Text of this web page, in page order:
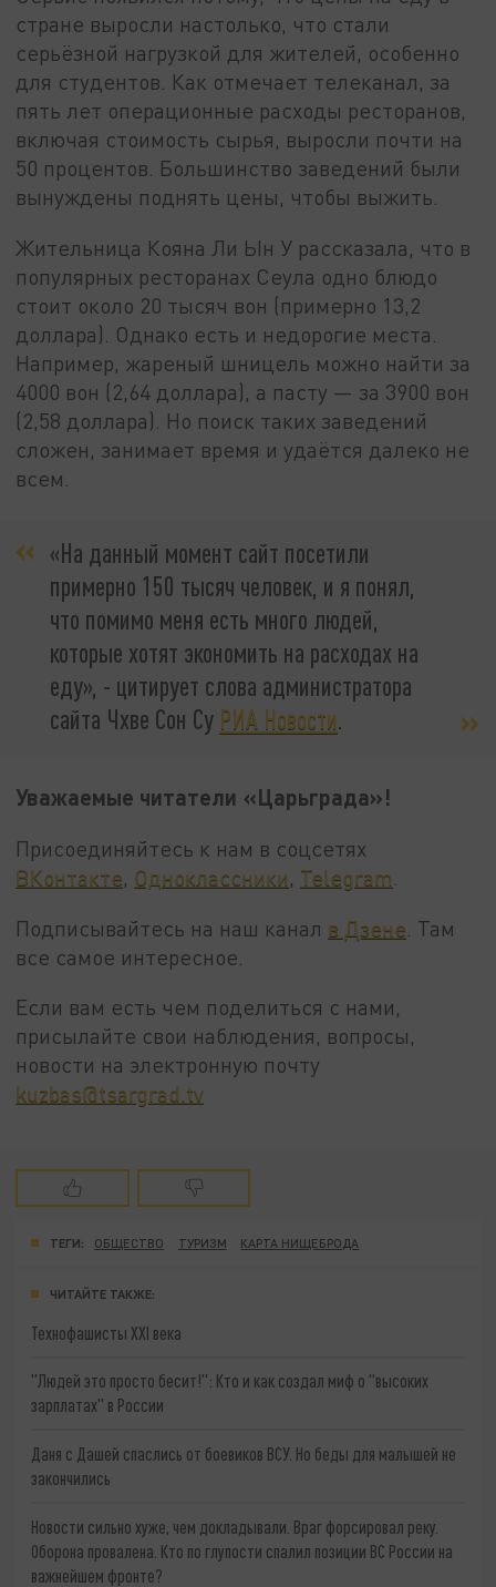
стране выросли настолько, что стали
серьёзной нагрузкой для жителей, особенно
для студентов. Как отмечает телеканал, за
пять лет операционные расходы ресторанов,
включая стоимость сырья, выросли почти на
50 процентов. Большинство заведений были
вынуждены поднять цены, чтобы выжить.
Жительница Кояна Ли Ын У рассказала, что в
популярных ресторанах Сеула одно блюдо
стоит около 20 тысяч вон (примерно 13,2
доллара). Однако есть и недорогие места.
Например, жареный шницель можно найти за
4000 вон (2,64 доллара), а пасту — за 3900 вон
(2,58 доллара). Но поиск таких заведений
сложен, занимает время и удаётся далеко не
всем.
«На данный момент сайт посетили
примерно 150 тысяч человек, и я понял,
что помимо меня есть много людей,
которые хотят экономить на расходах на
еду», - цитирует слова администратора
сайта Чхве Сон Су РИА Новости.
Уважаемые читатели «Царьграда»!
Присоединяйтесь к нам в соцсетях
ВКонтакте, Одноклассники, Telegram
Подписывайтесь на наш канал в Дзене . Там
все самое интересное.
Если вам есть чем поделиться с нами,
присылайте свои наблюдения, вопросы,
новости на электронную почту
kuzbas@tsargrad.tv
ТЕГИ: ОБЩЕСТВО ТУРИЗМ КАРТА НИЩЕБРОДА
ЧИТАЙТЕ ТАКЖЕ:
Технофашисты XXI века
"Людей это просто бесит!": Кто и как создал миф о "высоких
зарплатах" в России
Даня с Дашей спаслись от боевиков ВСУ. Но беды для малышей не
закончились
Новости сильно хуже, чем докладывали. Враг форсировал реку.
Оборона провалена. Кто по глупости спалил позиции ВС России на
важнейшем фронте?